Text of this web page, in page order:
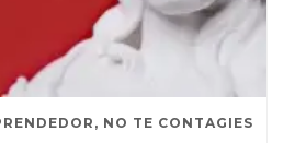
NO TE CONTAGIES